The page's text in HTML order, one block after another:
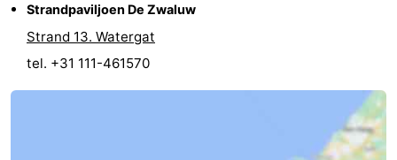
Strandpaviljoen De Zwaluw
Strand 13. Watergat
tel. +31 111-461570